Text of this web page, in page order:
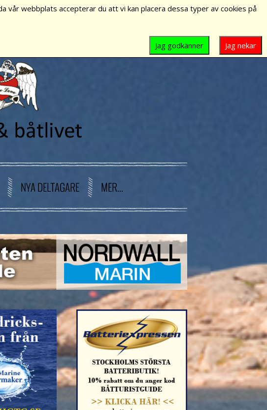
NYA DELTAGARE MER...
vår webbplats accepterar du att vi kan placera dessa typer av cookies på
Jag nekar
Jag godkänner